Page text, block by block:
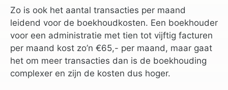
Zo is ook het aantal transacties per maand
leidend voor de boekhoudkosten. Een boekhouder
voor een administratie met tien tot vijftig facturen
per maand kost zo’n €65,- per maand, maar gaat
het om meer transacties dan is de boekhouding
complexer en zijn de kosten dus hoger.